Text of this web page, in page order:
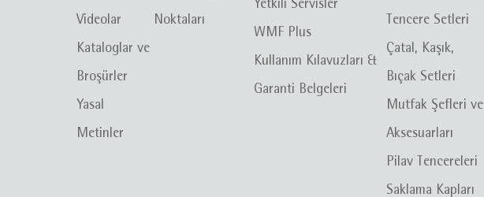
Videolar
Kataloglar ve
Broşürler
Yasal
Metinler
Noktaları
Yetkili Servisler
WMF Plus
Kullanım Kılavuzları &
Garanti Belgeleri
Tencere Setleri
Çatal, Kaşık,
Bıçak Setleri
Mutfak Şefleri ve
Aksesuarları
Pilav Tencereleri
Saklama Kapları